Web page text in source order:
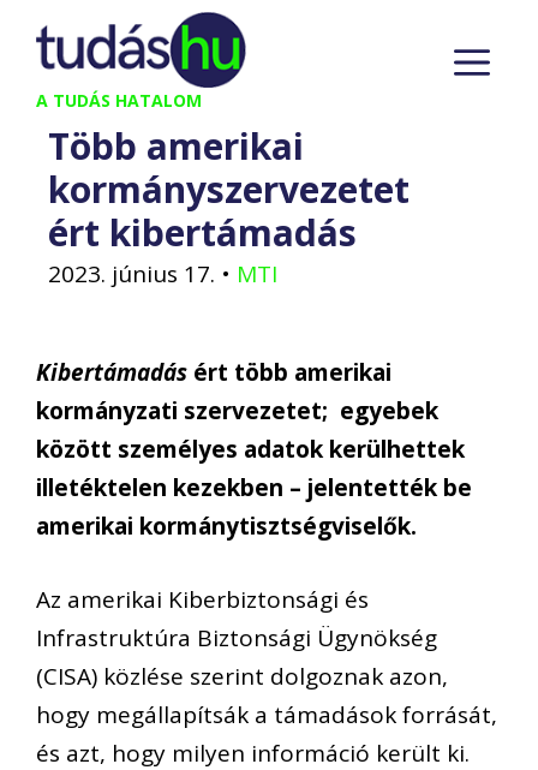
Kilépés
tartalomba
A TUDÁS HATALOM
Több amerikai
kormányszervezetet
ért kibertámadás
2023. június 17. • MTI
Kibertámadás ért több amerikai
kormányzati szervezetet; egyebek
között személyes adatok kerülhettek
illetéktelen kezekben – jelentették be
amerikai kormánytisztségviselők.
Az amerikai Kiberbiztonsági és
Infrastruktúra Biztonsági Ügynökség
(CISA) közlése szerint dolgoznak azon,
hogy megállapítsák a támadások forrását,
és azt, hogy milyen információ került ki.